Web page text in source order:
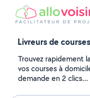
Livreurs de
Trouvez rapidement
vos courses à
demande en 2 clics...